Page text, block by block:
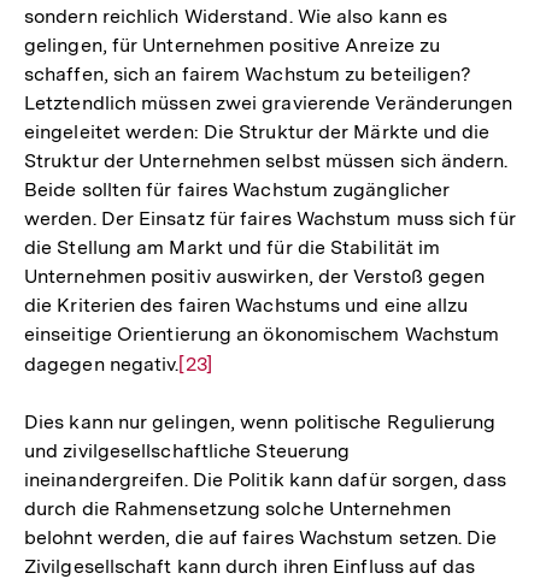
sondern reichlich Widerstand. Wie also kann es
gelingen, für Unternehmen positive Anreize zu
schaffen, sich an fairem Wachstum zu beteiligen?
Letztendlich müssen zwei gravierende Veränderungen
eingeleitet werden: Die Struktur der Märkte und die
Struktur der Unternehmen selbst müssen sich ändern.
Beide sollten für faires Wachstum zugänglicher
werden. Der Einsatz für faires Wachstum muss sich für
die Stellung am Markt und für die Stabilität im
Unternehmen positiv auswirken, der Verstoß gegen
die Kriterien des fairen Wachstums und eine allzu
einseitige Orientierung an ökonomischem Wachstum
dagegen negativ.Zur
der
Fußnote
[23]
Dies kann nur gelingen, wenn politische Regulierung
und zivilgesellschaftliche Steuerung
ineinandergreifen. Die Politik kann dafür sorgen, dass
durch die Rahmensetzung solche Unternehmen
belohnt werden, die auf faires Wachstum setzen. Die
Zivilgesellschaft kann durch ihren Einfluss auf das